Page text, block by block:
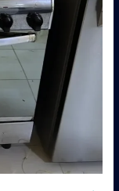
العز
–
0560485279